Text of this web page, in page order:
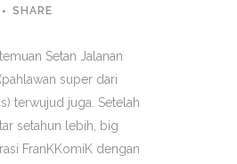
SHARE
Setan Jalanan
super dari
terwujud juga. Setelah
setahun lebih, big
FranKKomiK dengan